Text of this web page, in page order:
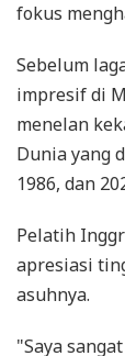
fokus
Sebelum
impresif di
menelan
Dunia yang
1986, dan
Pelatih
apresiasi
asuhnya.
"Saya